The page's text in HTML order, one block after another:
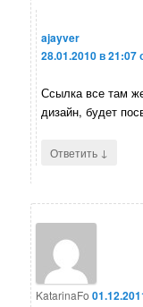
ajayver
28.01.2010 в 21:07
Ссылка все там
дизайн, будет
Ответить ↓
KatarinaFo